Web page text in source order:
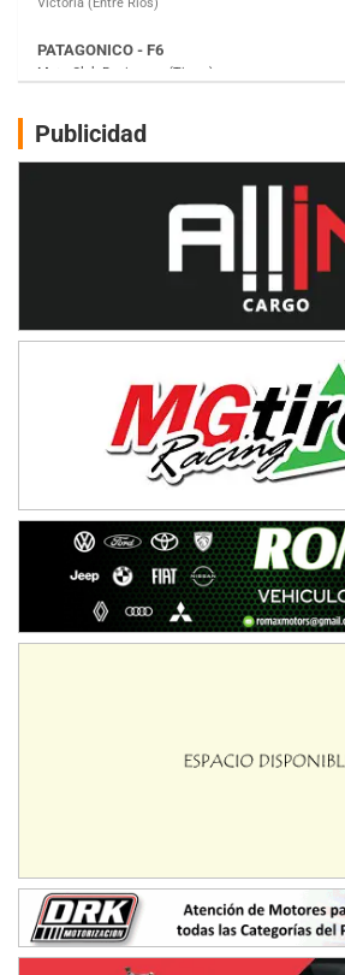
Juventud Unida (Tierra)
NORESTE SANTAFESINO - F6
Ciudad de Avellaneda (Asfalto)
Avellaneda (Santa Fe)
SUR SANTAFESINO - F4
José Samuel Sánchez (Tierra)
Juan Navarro (Asfalto)
COBERTURA ESPECIAL DE E-KART.COM.AR
IAME SERIES ARGENTINA 6
Ramiro Tot (Asfalto)
Baradero (Buenos Aires)
KDO - F6
Ciudad de Trenque Lauquen (Asfalto)
Trenque Lauquen (Buenos Aires)
ENTRERRIANO - F6 (POSTERGADA)
CSK - F7
Juventud Unida (Tierra)
Humboldt (Santa Fe)
Publicidad